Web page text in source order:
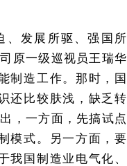
、发展所驱、强国所
原一级巡视员王瑞华
制造工作。那时，国
还比较肤浅，缺乏转
，一方面，先搞试点
模式。另一方面，要
我国制造业电气化、